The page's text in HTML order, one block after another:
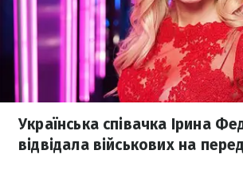
Українська співачка Ірина
відвідала військових на